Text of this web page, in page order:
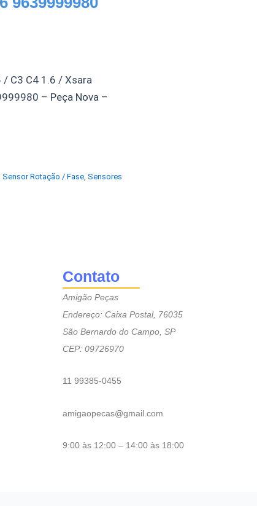
C3 C4 1.6 / Xsara
– Peça Nova –
Sensor Rotação / Fase, Sensores
Contato
Amigão Peças
Endereço: Caixa Postal, 76035
São Bernardo do Campo, SP
CEP: 09726970
11 99385-0455
amigaopecas@gmail.com
9:00 às 12:00 – 14:00 às 18:00